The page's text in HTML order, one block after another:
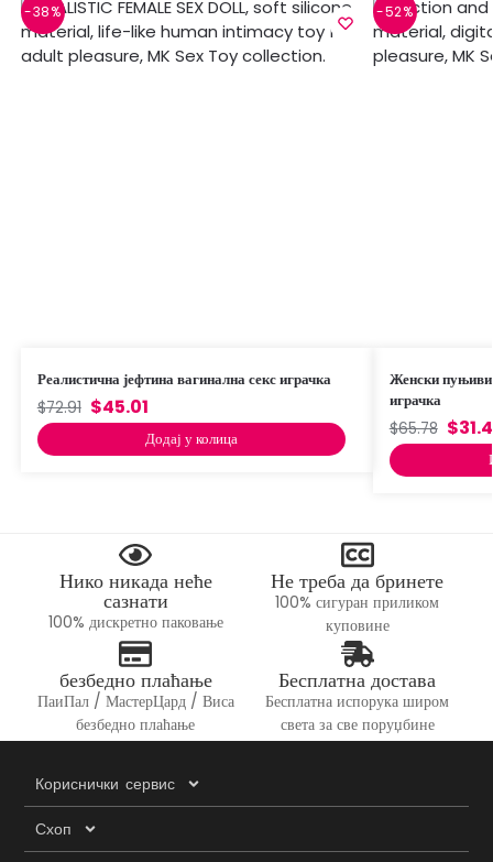
-38%
Реалистична јефтина вагинална секс играчка
$72.91 $45.01
Додај у колица
-52%
Женски пуњиви
играчка
$65.78 $
Нико никада неће
сазнати
100% дискретно паковање
Не треба да бринете
100% сигуран приликом
куповине
безбедно плаћање
ПаиПал / МастерЦард / Виса
безбедно плаћање
Бесплатна достава
Бесплатна испорука широм
света за све поруџбине
Кориснички сервис
Схоп